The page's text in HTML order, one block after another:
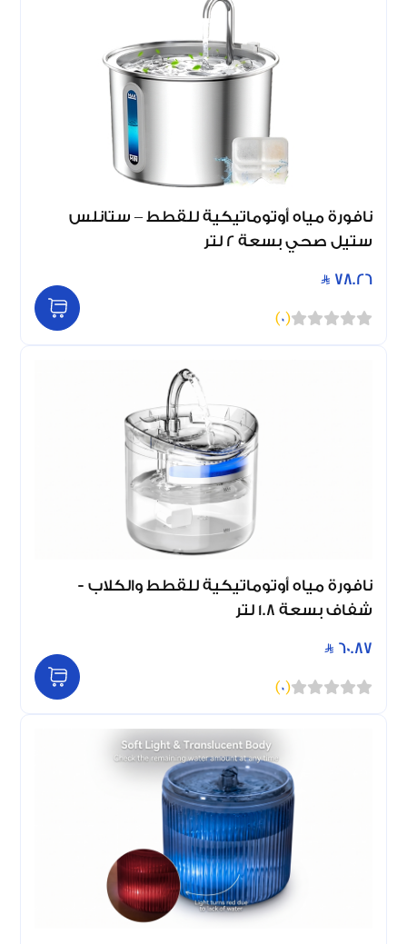
نافورة مياه أوتوماتيكية للقطط – ستانلس
ستيل صحي بسعة 2 لتر
78.26
(
0
)
نافورة مياه أوتوماتيكية للقطط والكلاب -
شفاف بسعة 1.8 لتر
60.87
(
0
)